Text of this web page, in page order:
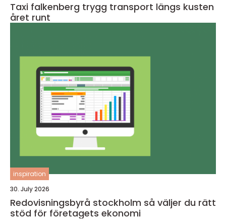
Taxi falkenberg trygg transport längs kusten
året runt
inspiration
30. July 2026
Redovisningsbyrå stockholm så väljer du rätt
stöd för företagets ekonomi